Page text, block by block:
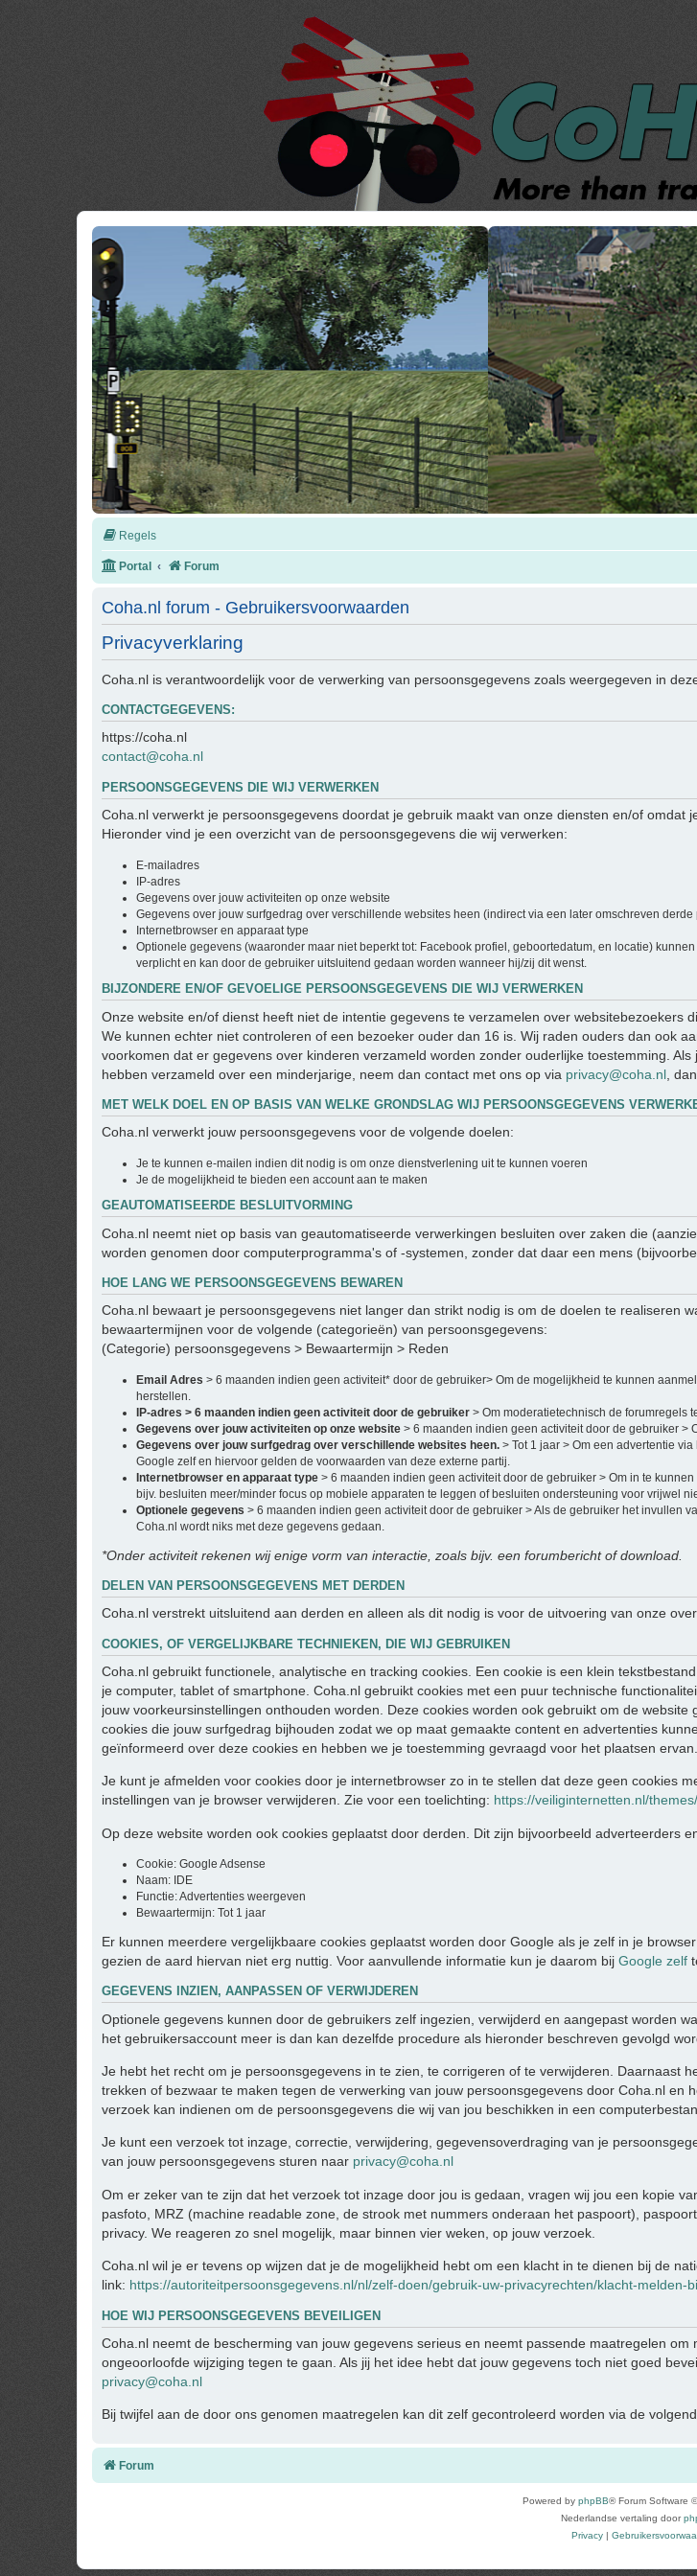
Regels
Portal Forum
Coha.nl forum - Gebruikersvoorwaarden
Privacyverklaring
Coha.nl is verantwoordelijk voor de verwerking van persoonsgegevens zoals weergegeven in
CONTACTGEGEVENS:
https://coha.nl
contact@coha.nl
PERSOONSGEGEVENS DIE WIJ VERWERKEN
Coha.nl verwerkt je persoonsgegevens doordat je gebruik maakt van onze diensten en/of omdat
Hieronder vind je een overzicht van de persoonsgegevens die wij verwerken:
E-mailadres
IP-adres
Gegevens over jouw activiteiten op onze website
Gegevens over jouw surfgedrag over verschillende websites heen (indirect via een later omschreven derde
Internetbrowser en apparaat type
Optionele gegevens (waaronder maar niet beperkt tot: Facebook profiel, geboortedatum, en locatie)
verplicht en kan door de gebruiker uitsluitend gedaan worden wanneer hij/zij dit wenst.
BIJZONDERE EN/OF GEVOELIGE PERSOONSGEGEVENS DIE WIJ VERWERKEN
Onze website en/of dienst heeft niet de intentie gegevens te verzamelen over websitebezoekers
We kunnen echter niet controleren of een bezoeker ouder dan 16 is. Wij raden ouders dan ook
voorkomen dat er gegevens over kinderen verzameld worden zonder ouderlijke toestemming.
hebben verzameld over een minderjarige, neem dan contact met ons op via privacy@coha.nl ,
MET WELK DOEL EN OP BASIS VAN WELKE GRONDSLAG WIJ PERSOONSGEGEVENS
Coha.nl verwerkt jouw persoonsgegevens voor de volgende doelen:
Je te kunnen e-mailen indien dit nodig is om onze dienstverlening uit te kunnen voeren
Je de mogelijkheid te bieden een account aan te maken
GEAUTOMATISEERDE BESLUITVORMING
Coha.nl neemt niet op basis van geautomatiseerde verwerkingen besluiten over zaken die
worden genomen door computerprogramma's of -systemen, zonder dat daar een mens
HOE LANG WE PERSOONSGEGEVENS BEWAREN
Coha.nl bewaart je persoonsgegevens niet langer dan strikt nodig is om de doelen te realiseren
bewaartermijnen voor de volgende (categorieën) van persoonsgegevens:
(Categorie) persoonsgegevens > Bewaartermijn > Reden
Email Adres > 6 maanden indien geen activiteit* door de gebruiker> Om de mogelijkheid te kunnen
herstellen.
IP-adres > 6 maanden indien geen activiteit door de gebruiker > Om moderatietechnisch de forumregels
Gegevens over jouw activiteiten op onze website > 6 maanden indien geen activiteit door de gebruiker >
Gegevens over jouw surfgedrag over verschillende websites heen. > Tot 1 jaar > Om een advertentie
Google zelf en hiervoor gelden de voorwaarden van deze externe partij.
Internetbrowser en apparaat type > 6 maanden indien geen activiteit door de gebruiker > Om in te
bijv. besluiten meer/minder focus op mobiele apparaten te leggen of besluiten ondersteuning voor vrijwel
Optionele gegevens > 6 maanden indien geen activiteit door de gebruiker > Als de gebruiker het invullen
Coha.nl wordt niks met deze gegevens gedaan.
*Onder activiteit rekenen wij enige vorm van interactie, zoals bijv. een forumbericht of download.
DELEN VAN PERSOONSGEGEVENS MET DERDEN
Coha.nl verstrekt uitsluitend aan derden en alleen als dit nodig is voor de uitvoering van onze
COOKIES, OF VERGELIJKBARE TECHNIEKEN, DIE WIJ GEBRUIKEN
Coha.nl gebruikt functionele, analytische en tracking cookies. Een cookie is een klein
je computer, tablet of smartphone. Coha.nl gebruikt cookies met een puur technische
jouw voorkeursinstellingen onthouden worden. Deze cookies worden ook gebruikt om de
cookies die jouw surfgedrag bijhouden zodat we op maat gemaakte content en advertenties
geïnformeerd over deze cookies en hebben we je toestemming gevraagd voor het plaatsen ervan.
Je kunt je afmelden voor cookies door je internetbrowser zo in te stellen dat deze geen cookies
instellingen van je browser verwijderen. Zie voor een toelichting: https://veiliginternetten.nl/
Op deze website worden ook cookies geplaatst door derden. Dit zijn bijvoorbeeld adverteerders
Cookie: Google Adsense
Naam: IDE
Functie: Advertenties weergeven
Bewaartermijn: Tot 1 jaar
Er kunnen meerdere vergelijkbaare cookies geplaatst worden door Google als je zelf in je
gezien de aard hiervan niet erg nuttig. Voor aanvullende informatie kun je daarom bij Google zelf
GEGEVENS INZIEN, AANPASSEN OF VERWIJDEREN
Optionele gegevens kunnen door de gebruikers zelf ingezien, verwijderd en aangepast worden
het gebruikersaccount meer is dan kan dezelfde procedure als hieronder beschreven gevolgd
Je hebt het recht om je persoonsgegevens in te zien, te corrigeren of te verwijderen. Daarnaast
trekken of bezwaar te maken tegen de verwerking van jouw persoonsgegevens door Coha.nl
verzoek kan indienen om de persoonsgegevens die wij van jou beschikken in een
Je kunt een verzoek tot inzage, correctie, verwijdering, gegevensoverdraging van je
van jouw persoonsgegevens sturen naar privacy@coha.nl
Om er zeker van te zijn dat het verzoek tot inzage door jou is gedaan, vragen wij jou een kopie
pasfoto, MRZ (machine readable zone, de strook met nummers onderaan het paspoort),
privacy. We reageren zo snel mogelijk, maar binnen vier weken, op jouw verzoek.
Coha.nl wil je er tevens op wijzen dat je de mogelijkheid hebt om een klacht in te dienen bij de
link: https://autoriteitpersoonsgegevens.nl/nl/zelf-doen/gebruik-uw-privacyrechten/klacht-melden-
HOE WIJ PERSOONSGEGEVENS BEVEILIGEN
Coha.nl neemt de bescherming van jouw gegevens serieus en neemt passende maatregelen
ongeoorloofde wijziging tegen te gaan. Als jij het idee hebt dat jouw gegevens toch niet goed
privacy@coha.nl
Bij twijfel aan de door ons genomen maatregelen kan dit zelf gecontroleerd worden via de
Forum
Powered by phpBB® Forum Software
Nederlandse vertaling door
Privacy |